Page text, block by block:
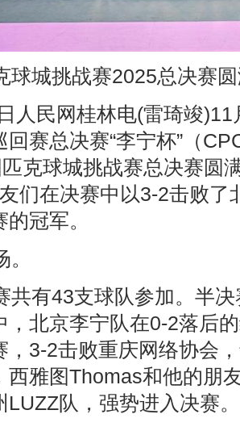
球城挑战赛2025总决赛
人民网桂林电(雷琦竣
回赛总决赛“李宁杯”（
克球城挑战赛总决赛圆
们在决赛中以3-2击败了
冠军。
共有43支球队参加。半
，北京李宁队在0-2落后
，3-2击败重庆网络协会
西雅图Thomas和他的朋
LUZZ队，强势进入决赛。